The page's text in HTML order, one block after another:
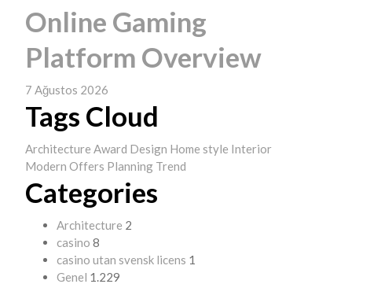
Online Gaming
Platform Overview
7 Ağustos 2026
Tags Cloud
Architecture Award Design Home style Interior
Modern Offers Planning Trend
Categories
Architecture 2
casino 8
casino utan svensk licens 1
Genel 1.229